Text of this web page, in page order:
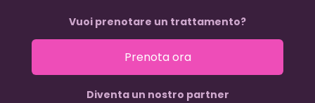
Vuoi prenotare un trattamento?
Prenota ora
Diventa un nostro partner